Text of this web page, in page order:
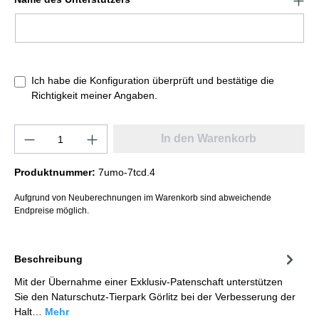
Ich habe die Konfiguration überprüft und bestätige die
Richtigkeit meiner Angaben.
In den Warenkorb
Produktnummer: 7umo-7tcd.4
Aufgrund von Neuberechnungen im Warenkorb sind abweichende
Endpreise möglich.
Beschreibung
Mit der Übernahme einer Exklusiv-Patenschaft unterstützen
Sie den Naturschutz-Tierpark Görlitz bei der Verbesserung der
Halt… Mehr